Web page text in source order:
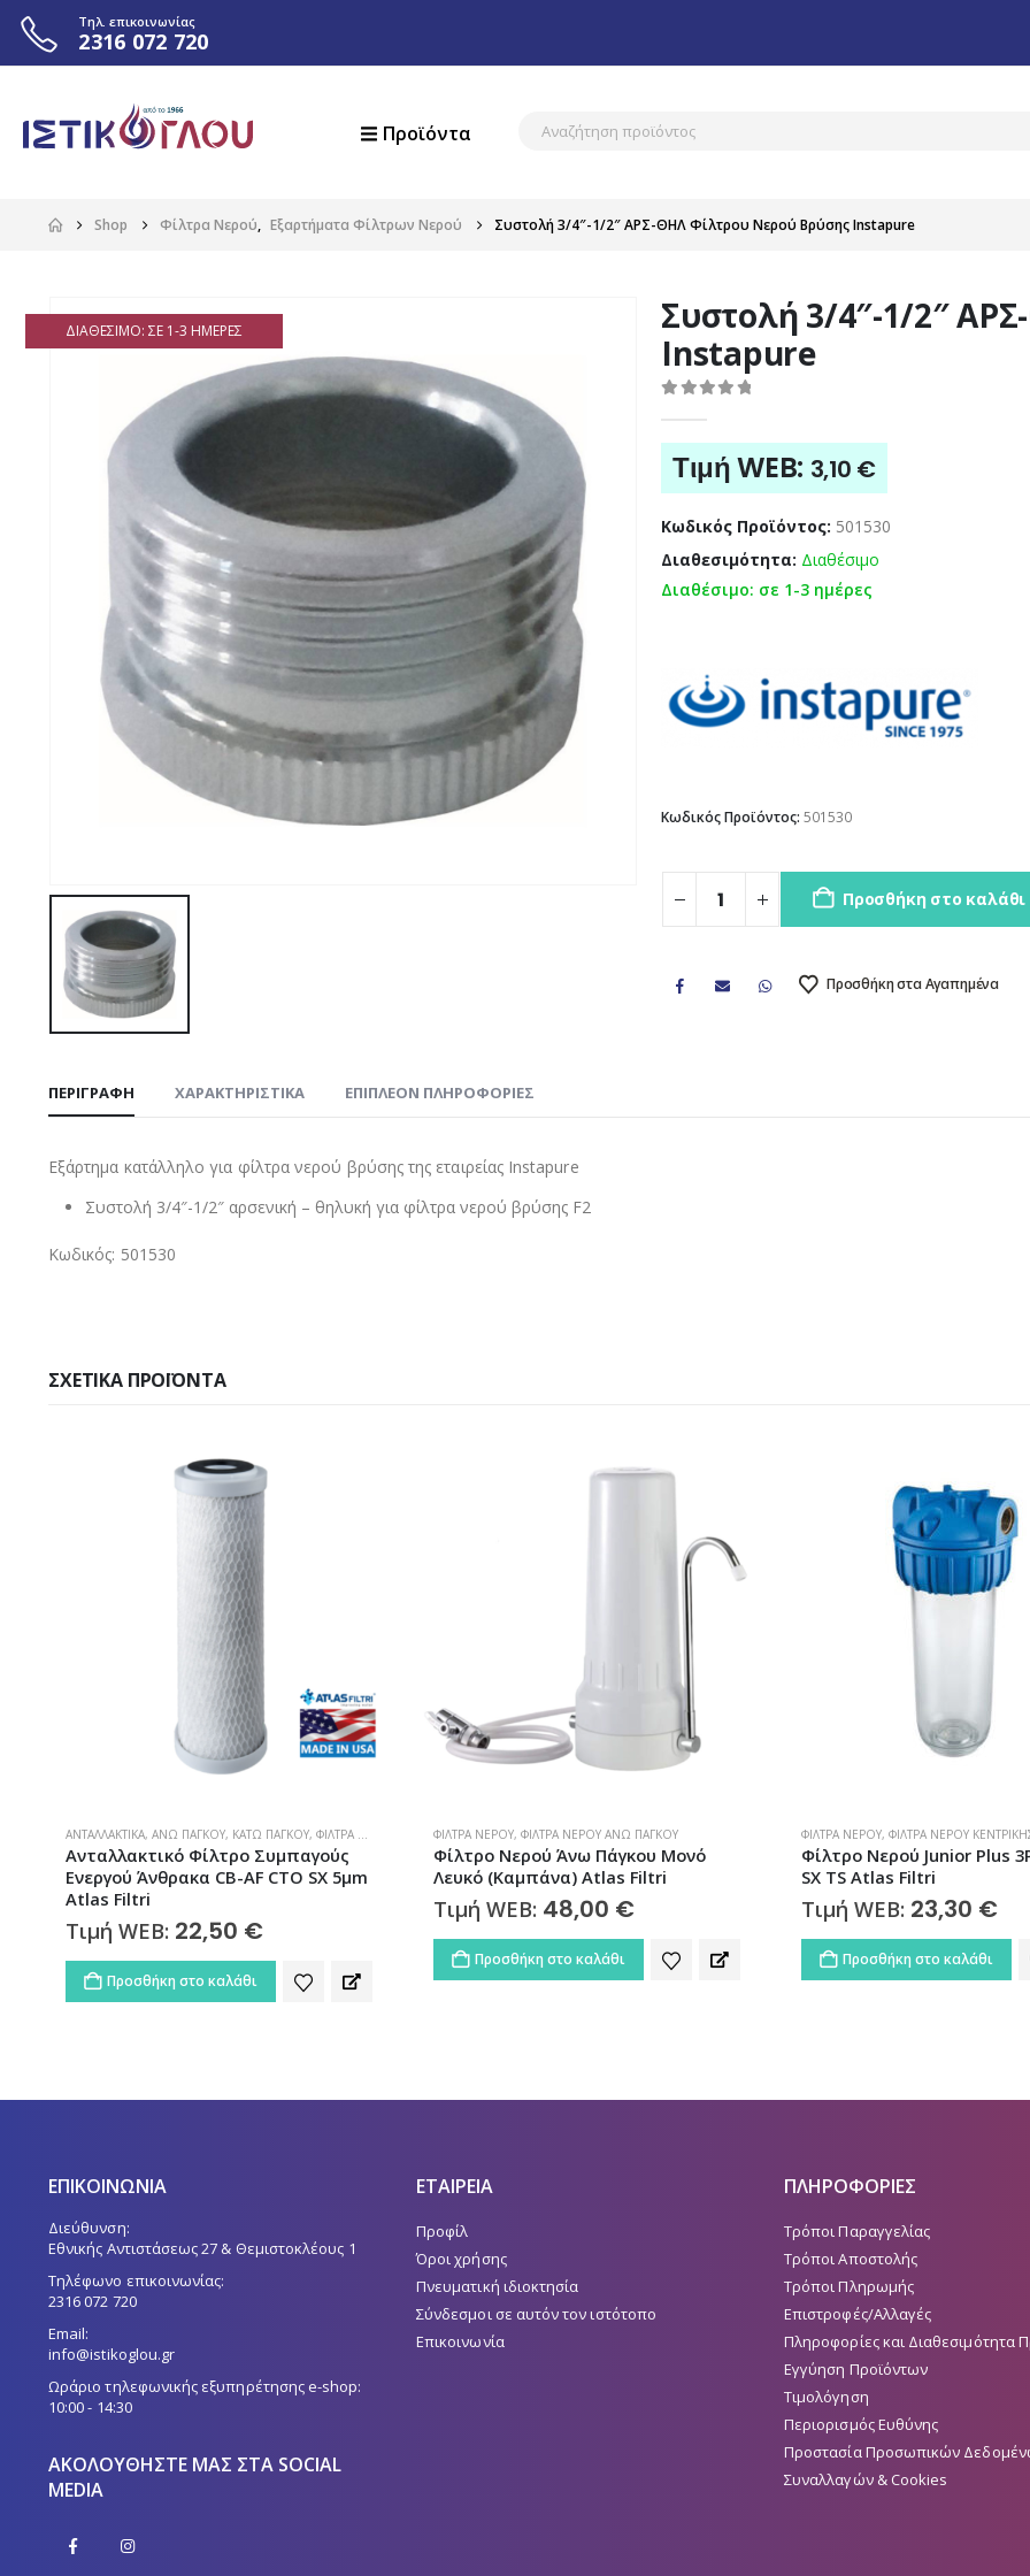
Τηλ. επικοινωνίας
2316 072 720
Προϊόντα
Shop Φίλτρα Νερού, Εξαρτήματα Φίλτρων Νερού Συστολή 3/4″-1/2″ ΑΡΣ-ΘΗΛ Φίλτρου Νερού Βρύσης Instapure
ΔΙΑΘΈΣΙΜΟ: ΣΕ 1-3 ΗΜΈΡΕΣ
Συστολή 3/4″-1/2″
Instapure
Τιμή WEB: 3,10 €
Κωδικός Προϊόντος: 501530
Διαθεσιμότητα: Διαθέσιμο
Διαθέσιμο: σε 1-3 ημέρες
Κωδικός Προϊόντος:501530
Προσθήκη στο καλάθι
Προσθήκη στα Αγαπημένα
ΠΕΡΙΓΡΑΦΉ ΧΑΡΑΚΤΗΡΙΣΤΙΚΑ ΕΠΙΠΛΈΟΝ ΠΛΗΡΟΦΟΡΊΕΣ
Εξάρτημα κατάλληλο για φίλτρα νερού βρύσης της εταιρείας Instapure
Συστολή 3/4″-1/2″ αρσενική – θηλυκή για φίλτρα νερού βρύσης F2
Κωδικός: 501530
ΣΧΕΤΙΚΆ ΠΡΟΪΌΝΤΑ
ΦΊΛΤΡΑ ΝΕΡΟΎ,ΦΊΛΤΡΑ ΝΕΡΟΎ ΆΝΩ ΠΆΓΚΟΥ
Φίλτρο Νερού Άνω Πάγκου Μονό
Λευκό (Καμπάνα) Atlas Filtri
Τιμή WEB:
Προσθήκη στο καλάθι
ΦΊΛΤΡΑ ΝΕΡΟΎ, ΦΊΛΤΡΑ ΝΕΡΟΎ ΚΕΝΤΡΙΚΉΣ ΠΑΡΟΧΉΣ
Φίλτρο Νερού Junior Plus 3P 3/4″ AFO
SX TS Atlas Filtri
Τιμή WEB: 23,30 €
Προσθήκη στο καλάθι
ΑΝΤΑΛΛΑΚΤΙΚΆ, ΚΕΝΤΡΙΚΉΣ ΠΑΡΟΧΉΣ,
Ανταλλακτικό Φίλτρο
Ενεργού Άνθρακα CA-7 SX
Filtri
Τιμή WEB: 10,60€
Προσθήκη στο καλάθι
ΕΠΙΚΟΙΝΩΝΙΑ
Διεύθυνση:
Εθνικής Αντιστάσεως 27 & Θεμιστοκλέους 1
Τηλέφωνο επικοινωνίας:
2316 072 720
Email:
info@istikoglou.gr
Ωράριο τηλεφωνικής εξυπηρέτησης e-shop:
10:00 - 14:30
ΑΚΟΛΟΥΘΉΣΤΕ ΜΑΣ ΣΤΑ SOCIAL
MEDIA
ΕΤΑΙΡΕΙΑ
Προφίλ
Όροι χρήσης
Πνευματική ιδιοκτησία
Σύνδεσμοι σε αυτόν τον ιστότοπο
Επικοινωνία
ΠΛΗΡΟΦΟΡΙΕΣ
Τρόποι Παραγγελίας
Τρόποι Αποστολής
Τρόποι Πληρωμής
Επιστροφές/Αλλαγές
Πληροφορίες και Διαθεσιμότητα
Εγγύηση Προϊόντων
Τιμολόγηση
Περιορισμός Ευθύνης
Προστασία Προσωπικών
Συναλλαγών & Cookies